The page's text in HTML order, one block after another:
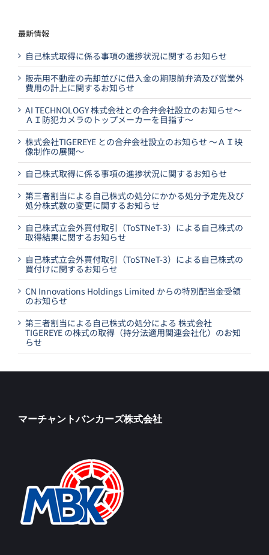
最新情報
自己株式取得に係る事項の進捗状況に関するお知らせ
販売用不動産の売却並びに借入金の期限前弁済及び営業外
費用の計上に関するお知らせ
AI TECHNOLOGY 株式会社との合弁会社設立のお知らせ～
ＡＩ防犯カメラのトップメーカーを目指す～
株式会社TIGEREYE との合弁会社設立のお知らせ ～ＡＩ映
像制作の展開～
自己株式取得に係る事項の進捗状況に関するお知らせ
第三者割当による自己株式の処分にかかる処分予定先及び
処分株式数の変更に関するお知らせ
自己株式立会外買付取引（ToSTNeT-3）による自己株式の
取得結果に関するお知らせ
自己株式立会外買付取引（ToSTNeT-3）による自己株式の
買付けに関するお知らせ
CN Innovations Holdings Limited からの特別配当金受領
のお知らせ
第三者割当による自己株式の処分による 株式会社
TIGEREYE の株式の取得（持分法適用関連会社化）のお知
らせ
マーチャントバンカーズ株式会社